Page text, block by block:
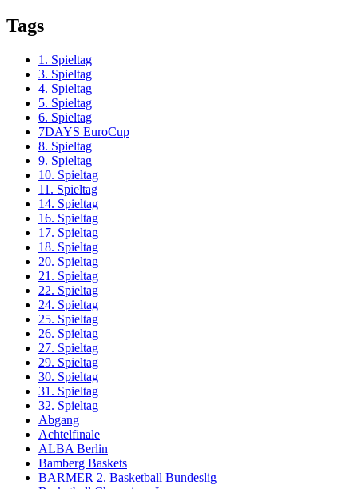
Tags
1. Spieltag
3. Spieltag
4. Spieltag
5. Spieltag
6. Spieltag
7DAYS EuroCup
8. Spieltag
9. Spieltag
10. Spieltag
11. Spieltag
14. Spieltag
16. Spieltag
17. Spieltag
18. Spieltag
20. Spieltag
21. Spieltag
22. Spieltag
24. Spieltag
25. Spieltag
26. Spieltag
27. Spieltag
29. Spieltag
30. Spieltag
31. Spieltag
32. Spieltag
Abgang
Achtelfinale
ALBA Berlin
Bamberg Baskets
BARMER 2. Basketball Bundeslig